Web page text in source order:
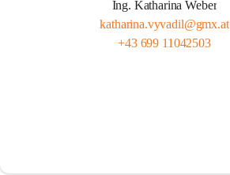
Ing. Katharina Weber
katharina.vyvadil@gmx.at
+43 699 11042503